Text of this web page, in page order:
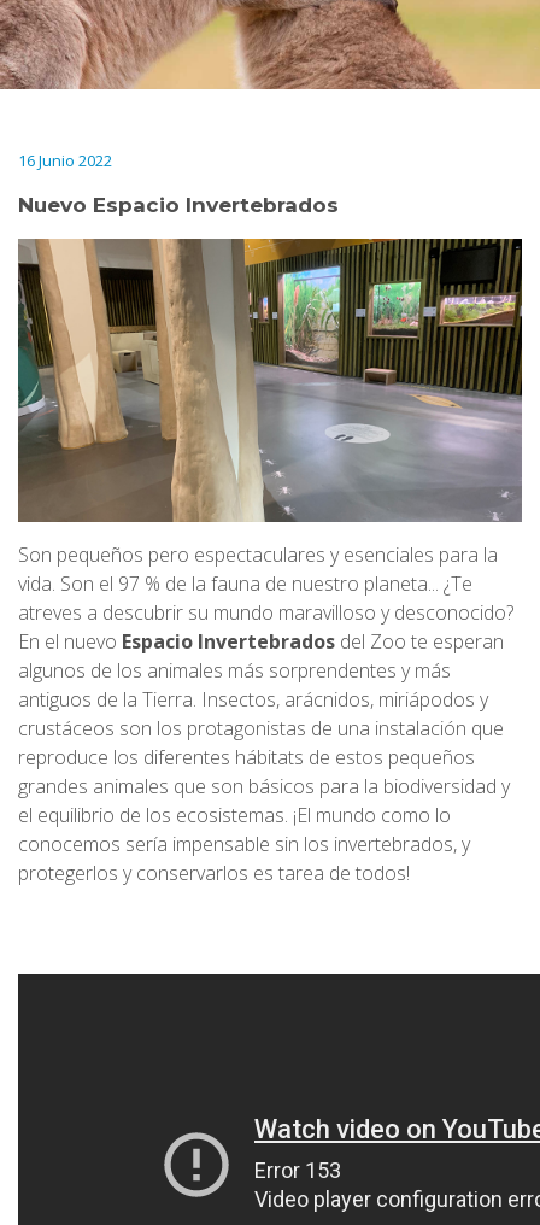
16 Junio 2022
Nuevo Espacio Invertebrados
Son pequeños pero espectaculares y esenciales para la
vida. Son el 97 % de la fauna de nuestro planeta... ¿Te
atreves a descubrir su mundo maravilloso y desconocido?
En el nuevo Espacio Invertebrados del Zoo te esperan
algunos de los animales más sorprendentes y más
antiguos de la Tierra. Insectos, arácnidos, miriápodos y
crustáceos son los protagonistas de una instalación que
reproduce los diferentes hábitats de estos pequeños
grandes animales que son básicos para la biodiversidad y
el equilibrio de los ecosistemas. ¡El mundo como lo
conocemos sería impensable sin los invertebrados, y
protegerlos y conservarlos es tarea de todos!